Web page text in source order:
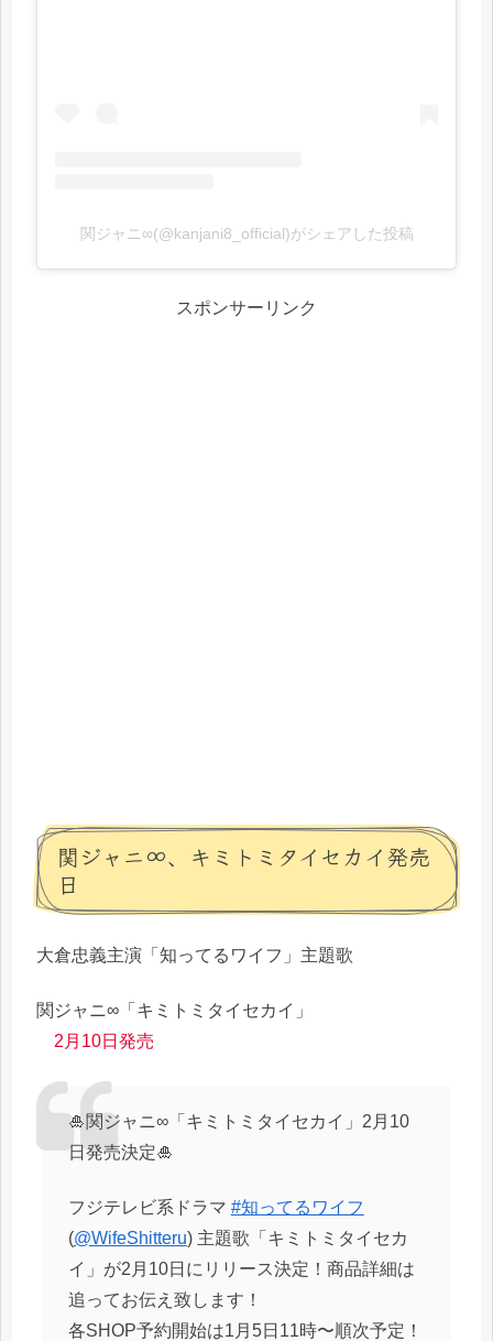
関ジャニ∞(@kanjani8_official)がシェアした投稿
スポンサーリンク
関ジャニ∞、キミトミタイセカイ発売
日
大倉忠義主演「知ってるワイフ」主題歌
関ジャニ∞「キミトミタイセカイ」
2月10日発売
🎍関ジャニ∞「キミトミタイセカイ」2月10
日発売決定🎍
フジテレビ系ドラマ #知ってるワイフ
(@WifeShitteru) 主題歌「キミトミタイセカ
イ」が2月10日にリリース決定！商品詳細は
追ってお伝え致します！
各SHOP予約開始は1月5日11時〜順次予定！